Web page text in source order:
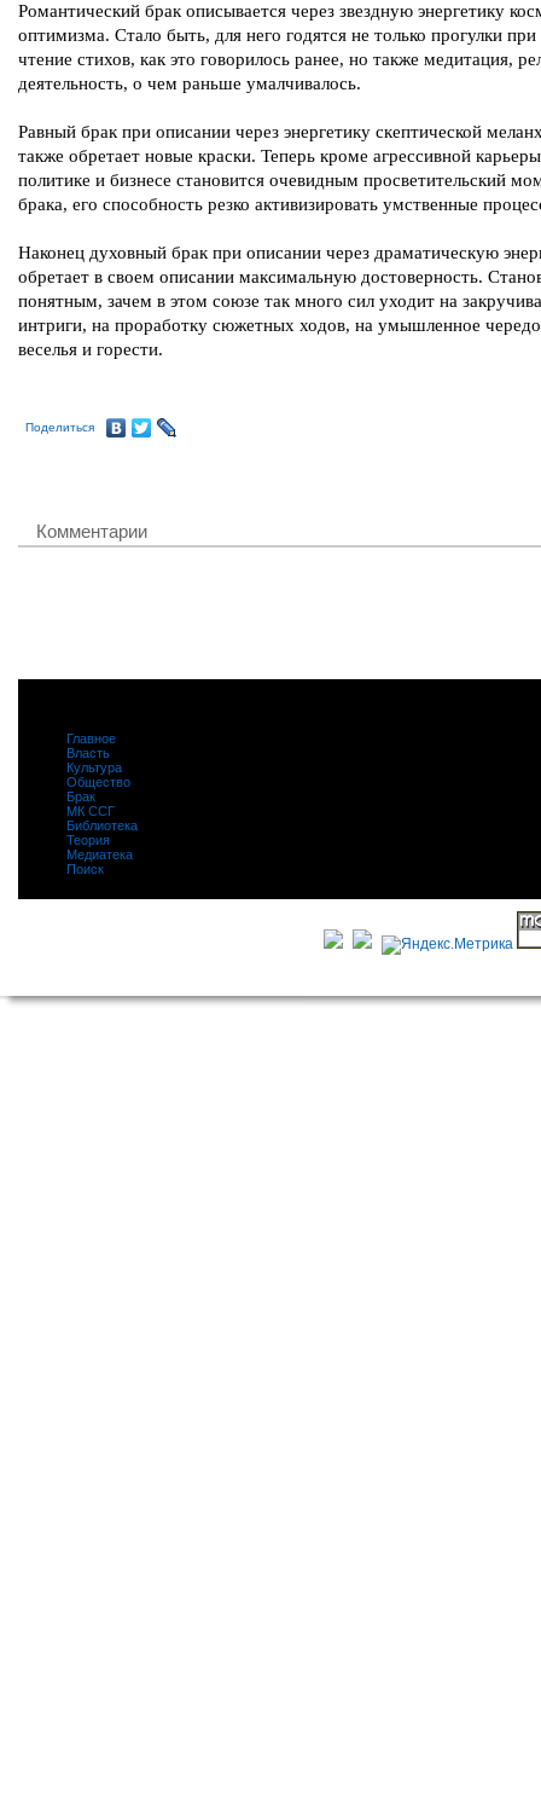
Романтический брак описывается через звездную энергетику
оптимизма. Стало быть, для него годятся не только прогулки при
чтение стихов, как это говорилось ранее, но также медитация,
деятельность, о чем раньше умалчивалось.
Равный брак при описании через энергетику скептической
также обретает новые краски. Теперь кроме агрессивной
политике и бизнесе становится очевидным просветительский
брака, его способность резко активизировать умственные
Наконец духовный брак при описании через драматическую
обретает в своем описании максимальную достоверность.
понятным, зачем в этом союзе так много сил уходит на
интриги, на проработку сюжетных ходов, на умышленное
веселья и горести.
Поделиться
Комментарии
Главное
Власть
Культура
Общество
Брак
МК ССГ
Библиотека
Теория
Медиатека
Поиск